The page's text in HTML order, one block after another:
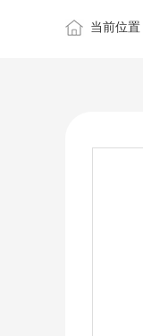
当前位置